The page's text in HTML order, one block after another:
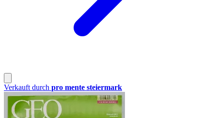
Verkauft durch pro mente steiermark